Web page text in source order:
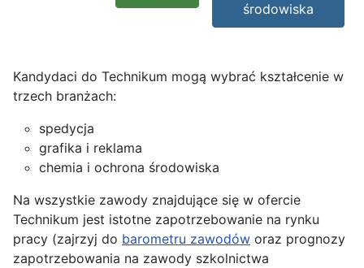
środowiska
Kandydaci do Technikum mogą wybrać kształcenie w
trzech branżach:
spedycja
grafika i reklama
chemia i ochrona środowiska
Na wszystkie zawody znajdujące się w ofercie
Technikum jest istotne zapotrzebowanie na rynku
pracy (zajrzyj do barometru zawodów oraz prognozy
zapotrzebowania na zawody szkolnictwa